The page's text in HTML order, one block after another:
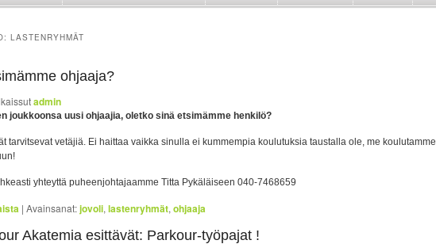
LASTENRYHMÄT
ohjaaja?
admin
joukkoonsa uusi ohjaajia, oletko sinä etsimämme henkilö?
tarvitsevat vetäjiä. Ei haittaa vaikka sinulla ei kummempia koulutuksia taustalla ole, me koulutamme
yhteyttä puheenjohtajaamme Titta Pykäläiseen 040-7468659
| Avainsanat:jovoli, lastenryhmät, ohjaaja
Akatemia esittävät: Parkour-työpajat !